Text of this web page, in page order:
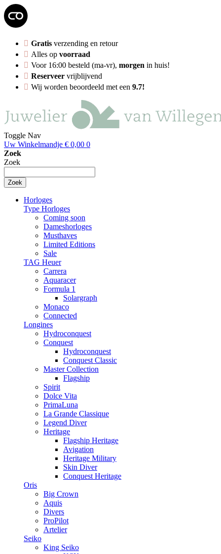
Gratis verzending en retour
Alles op voorraad
Voor 16:00 besteld (ma-vr), morgen in huis!
Reserveer vrijblijvend
Wij worden beoordeeld met een 9.7!
Toggle Nav
Uw Winkelmandje € 0,00 0
Zoek
Zoek
Zoek
Horloges
Type Horloges
Coming soon
Dameshorloges
Musthaves
Limited Editions
Sale
TAG Heuer
Carrera
Aquaracer
Formula 1
Solargraph
Monaco
Connected
Longines
Hydroconquest
Conquest
Hydroconquest
Conquest Classic
Master Collection
Flagship
Spirit
Dolce Vita
PrimaLuna
La Grande Classique
Legend Diver
Heritage
Flagship Heritage
Avigation
Heritage Military
Skin Diver
Conquest Heritage
Oris
Big Crown
Aquis
Divers
ProPilot
Artelier
Seiko
King Seiko